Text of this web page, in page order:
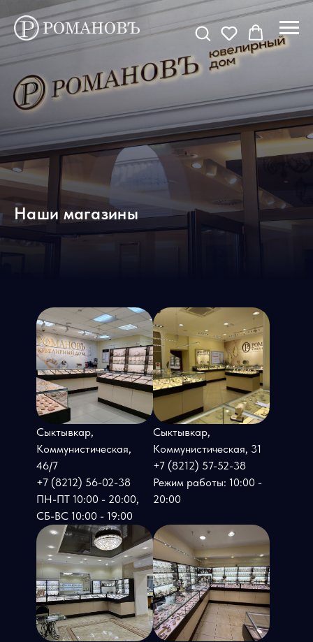
Наши магазины
Сыктывкар,
Коммунистическая,
46/7
+7 (8212) 56-02-38
ПН-ПТ 10:00 - 20:00,
СБ-ВС 10:00 - 19:00
Сыктывкар,
Коммунистическая, 31
+7 (8212) 57-52-38
Режим работы: 10:00 -
20:00